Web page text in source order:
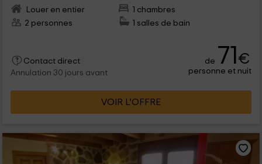
Louer en entier
1 chambres
2 personnes
1 salles de bain
Contact direct
Annulation 30 jours avant
de 71€
personne et nuit
VOIR L’OFFRE